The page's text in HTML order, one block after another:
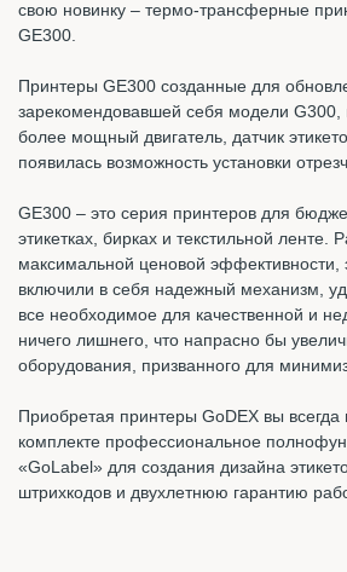
свою новинку – термо-трансферные
GE300.
Принтеры GE300 созданные для
зарекомендовавшей себя модели G300,
более мощный двигатель, датчик
появилась возможность установки
GE300 – это серия принтеров для
этикетках, бирках и текстильной ленте.
максимальной ценовой эффективности,
включили в себя надежный механизм,
все необходимое для качественной и
ничего лишнего, что напрасно бы
оборудования, призванного для
Приобретая принтеры GoDEX вы всегда
комплекте профессиональное
«GoLabel» для создания дизайна
штрихкодов и двухлетнюю гарантию